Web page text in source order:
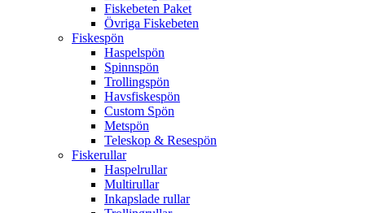
Fiskebeten Paket
Övriga Fiskebeten
Fiskespön
Haspelspön
Spinnspön
Trollingspön
Havsfiskespön
Custom Spön
Metspön
Teleskop & Resespön
Fiskerullar
Haspelrullar
Multirullar
Inkapslade rullar